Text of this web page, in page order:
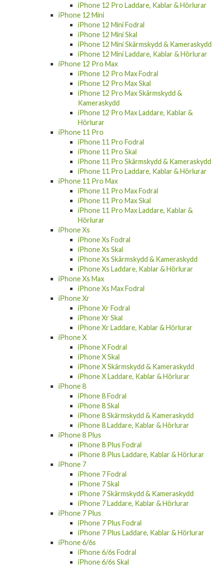
iPhone 12 Pro Laddare, Kablar & Hörlurar
iPhone 12 Mini
iPhone 12 Mini Fodral
iPhone 12 Mini Skal
iPhone 12 Mini Skärmskydd & Kameraskydd
iPhone 12 Mini Laddare, Kablar & Hörlurar
iPhone 12 Pro Max
iPhone 12 Pro Max Fodral
iPhone 12 Pro Max Skal
iPhone 12 Pro Max Skärmskydd &
Kameraskydd
iPhone 12 Pro Max Laddare, Kablar &
Hörlurar
iPhone 11 Pro
iPhone 11 Pro Fodral
iPhone 11 Pro Skal
iPhone 11 Pro Skärmskydd & Kameraskydd
iPhone 11 Pro Laddare, Kablar & Hörlurar
iPhone 11 Pro Max
iPhone 11 Pro Max Fodral
iPhone 11 Pro Max Skal
iPhone 11 Pro Max Laddare, Kablar &
Hörlurar
iPhone Xs
iPhone Xs Fodral
iPhone Xs Skal
iPhone Xs Skärmskydd & Kameraskydd
iPhone Xs Laddare, Kablar & Hörlurar
iPhone Xs Max
iPhone Xs Max Fodral
iPhone Xr
iPhone Xr Fodral
iPhone Xr Skal
iPhone Xr Laddare, Kablar & Hörlurar
iPhone X
iPhone X Fodral
iPhone X Skal
iPhone X Skärmskydd & Kameraskydd
iPhone X Laddare, Kablar & Hörlurar
iPhone 8
iPhone 8 Fodral
iPhone 8 Skal
iPhone 8 Skärmskydd & Kameraskydd
iPhone 8 Laddare, Kablar & Hörlurar
iPhone 8 Plus
iPhone 8 Plus Fodral
iPhone 8 Plus Laddare, Kablar & Hörlurar
iPhone 7
iPhone 7 Fodral
iPhone 7 Skal
iPhone 7 Skärmskydd & Kameraskydd
iPhone 7 Laddare, Kablar & Hörlurar
iPhone 7 Plus
iPhone 7 Plus Fodral
iPhone 7 Plus Laddare, Kablar & Hörlurar
iPhone 6/6s
iPhone 6/6s Fodral
iPhone 6/6s Skal